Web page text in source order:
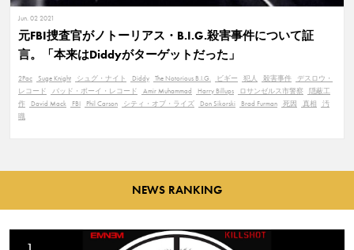
Jun. 02 2021
元FBI捜査官がノトーリアス・B.I.G.殺害事件について証
言。「本来はDiddyがターゲットだった」
2Pac Suge Knight シュグ・ナイト Diddy The Notorious B.I.G. ビギー 犯人 殺害事件 デスロウ・
レコード
バッド・ボーイ・レコード Amir Muhammad Harry Billups ロサンゼルス市警察
隠蔽工
作
David Mack FBI Phil Carson シティ・オブ・ライズ Don Sikorski Brad Furman 死因 真相
汚
職
NEWS RANKING